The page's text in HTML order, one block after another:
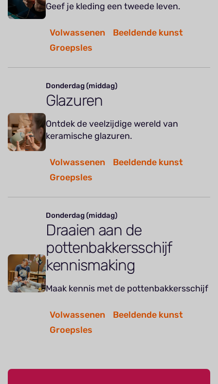
Geef je kleding een tweede leven.
Volwassenen
Beeldende kunst
Groepsles
Donderdag (middag)
Glazuren
Ontdek de veelzijdige wereld van
keramische glazuren.
Volwassenen
Beeldende kunst
Groepsles
Donderdag (middag)
Draaien aan de
pottenbakkersschijf
kennismaking
Maak kennis met de pottenbakkersschijf
Volwassenen
Beeldende kunst
Groepsles